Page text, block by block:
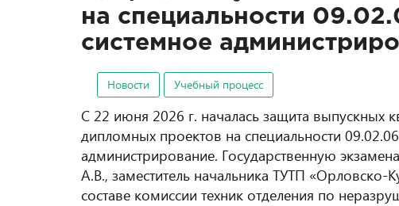
на специальности
системное
Новости Учебный процесс
С 22 июня 2026 г. началась защита выпускных
дипломных проектов на специальности
администрирование. Государственную
А.В., заместитель начальника ТУТП
составе комиссии техник отделения по